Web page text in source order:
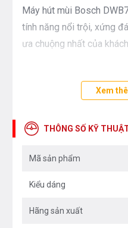
Máy hút mùi Bosch
tính năng nổi trội, xứng
ưa chuộng nhất của
Trong hầu hết các loại
bằng các CleanAir
hút thông thường mà
Công suất hút hiệu quả
Xem
THÔNG SỐ KỸ
Mã sản phẩm
Kiểu dáng
Hãng sản xuất